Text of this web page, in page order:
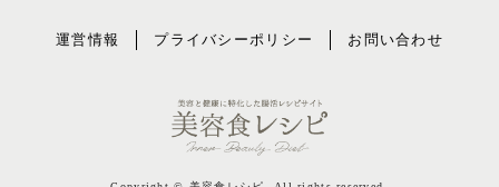
運営情報 プライバシーポリシー お問い合わせ